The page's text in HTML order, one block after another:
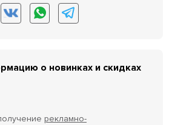
о новинках и скидках
рекламно-